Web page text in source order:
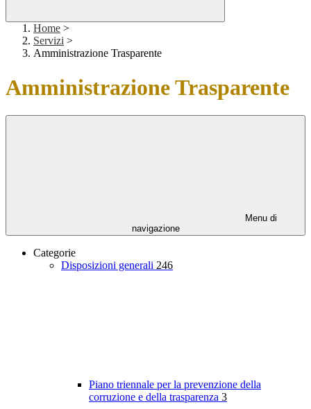
Home >
Servizi >
Amministrazione Trasparente
Amministrazione Trasparente
Menu di
navigazione
Categorie
Disposizioni generali 246
Piano triennale per la prevenzione della
corruzione e della trasparenza 3